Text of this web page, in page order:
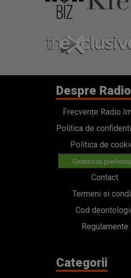
Despre
Frecvențe Radio
Politica de
Politica de
Gestionați
Contact
Termeni si
Cod
Regulamente
Categorii